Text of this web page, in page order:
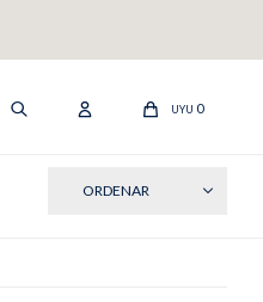
UYU 0